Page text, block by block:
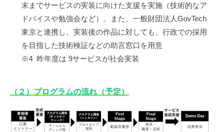
末までサービスの実装に向けた支援を実施（技術的なア
ドバイスや勉強会など）。また、一般財団法人GovTech
東京と連携し、実装後の作品に対しても、行政での採用
を目指した技術検証などの助言窓口を用意
※4 昨年度は 9サービスが社会実装
（２）プログラムの流れ（予定）